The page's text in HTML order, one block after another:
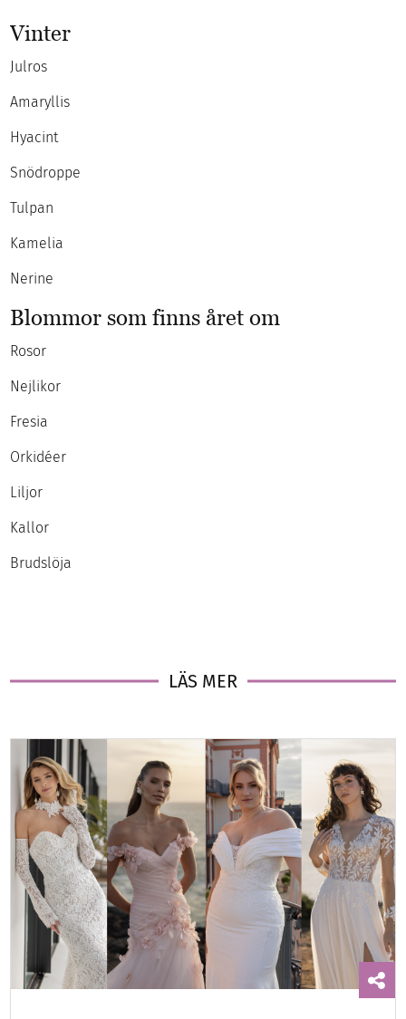
Vinter
Julros
Amaryllis
Hyacint
Snödroppe
Tulpan
Kamelia
Nerine
Blommor som finns året om
Rosor
Nejlikor
Fresia
Orkidéer
Liljor
Kallor
Brudslöja
LÄS MER